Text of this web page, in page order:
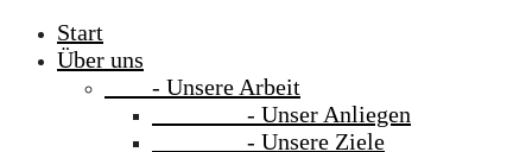
Start
Über uns
- Unsere Arbeit
- Unser Anliegen
- Unsere Ziele